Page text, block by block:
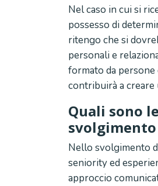
Nel caso in cui si
possesso di
ritengo che si
personali e
formato da
contribuirà a creare
Quali sono
Nello svolgimento
seniority ed
approccio